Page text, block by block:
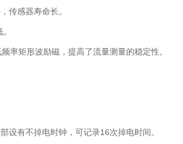
传感器寿命长。
率矩形波励磁，提高了流量测量的稳定性。
设有不掉电时钟，可记录16次掉电时间。